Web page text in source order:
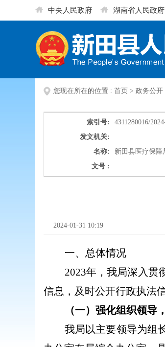
中央人民政府 湖南省人民政府
您现在所在的位置 : 首页 > 政务公开
索引号: 4311280016/
发文机关:
名称:
新田县医疗保障
文号 :
2024-01-31 10:19
一、总体情况
2023年，我局深入贯
信息，及时公开行政执法
（一）强化组织领导
我局以主要领导为组